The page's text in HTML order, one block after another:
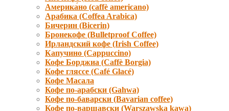
Америка́но (caffè americano)
Арабика (Coffea Arabica)
Бичерин (Bicerin)
Бронекофе (Bulletproof Coffee)
Ирландский кофе (Irish Coffee)
Капучино (Cappuccino)
Кофе Борджиа (Caffè Borgia)
Кофе гляссе (Café Glacé)
Кофе Масала
Кофе по-арабски (Gahwa)
Кофе по-баварски (Bavarian coffee)
Кофе по-варшавски (Warszawska kawa)